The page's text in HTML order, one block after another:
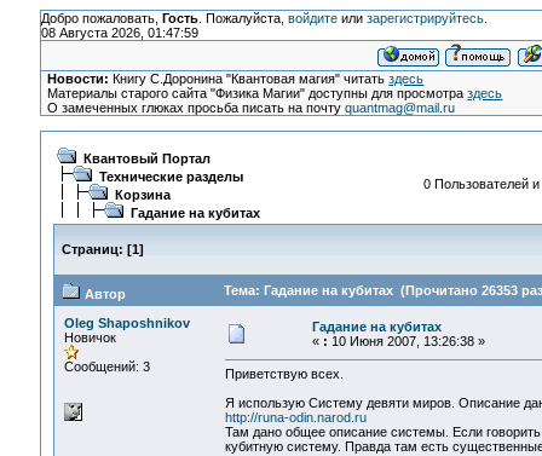
Добро пожаловать, Гость. Пожалуйста, войдитеили зарегистрируйтесь.
08 Августа 2026, 01:47:59
Новости: Книгу С.Доронина "Квантовая магия" читатьздесь
Материалы старого сайта "Физика Магии" доступны для просмотраздесь
О замеченных глюках просьба писать на почтуquantmag@mail.ru
Квантовый Портал
Технические разделы
Корзина
Гадание на кубитах
0 Пользователей
Страниц: [1]
Автор Тема: Гадание на кубитах (Прочитано 26353
Oleg Shaposhnikov
Новичок
Сообщений: 3
Гадание на кубитах
« : 10 Июня 2007, 13:26:38 »
Приветствую всех.
Я использую Систему девяти миров. Описание
http://runa-odin.narod.ru
Там дано общее описание системы. Если
кубитную систему. Правда там есть